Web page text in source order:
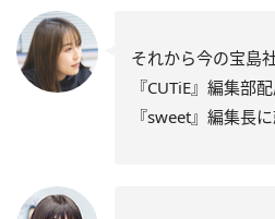
それから今の宝島
『CUTiE』編集部
『sweet』編集長